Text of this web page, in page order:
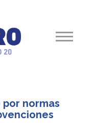
por normas